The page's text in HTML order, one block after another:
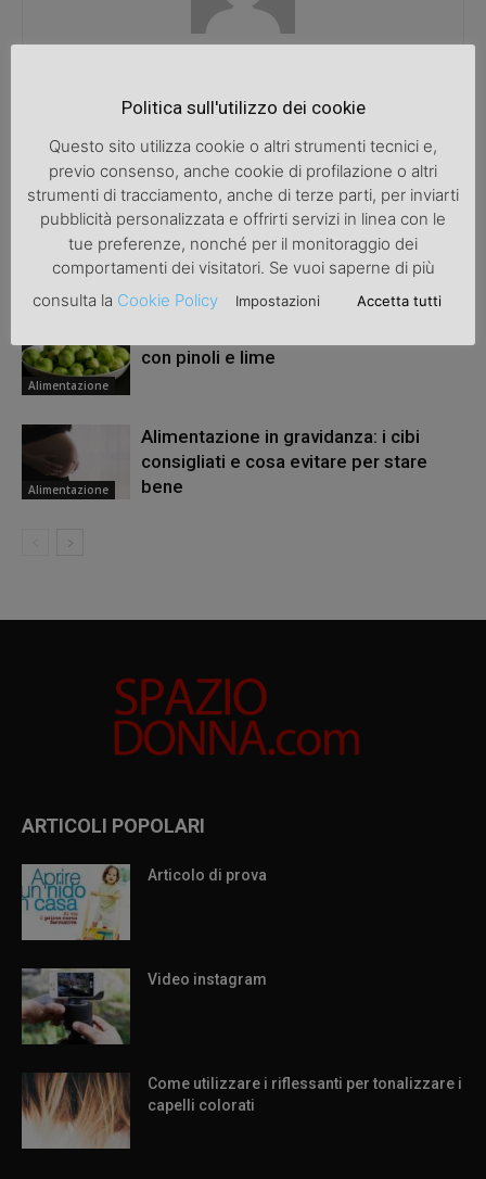
ARTICOLI CORRELATI ALTRO DALL'AUTORE
Alimentazione
Le proprietà benefiche del CBD
Alimentazione
con pinoli e lime
Alimentazione
Alimentazione in gravidanza: i cibi
consigliati e cosa evitare per stare
bene
ARTICOLI POPOLARI
Articolo di prova
Video instagram
Come utilizzare i riflessanti per tonalizzare i
capelli colorati
Politica sull'utilizzo dei cookie
Questo sito utilizza cookie o altri strumenti tecnici e,
previo consenso, anche cookie di profilazione o altri
strumenti di tracciamento, anche di terze parti, per inviarti
pubblicità personalizzata e offrirti servizi in linea con le
tue preferenze, nonché per il monitoraggio dei
comportamenti dei visitatori. Se vuoi saperne di più
consulta la Cookie Policy Impostazioni Accetta tutti